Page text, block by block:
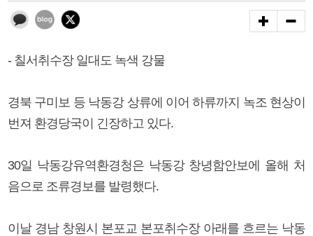
- 칠서취수장 일대도 녹색 강물
경북 구미보 등 낙동강 상류에 이어 하류까지 녹조 현상이
번져 환경당국이 긴장하고 있다.
30일 낙동강유역환경청은 낙동강 창녕함안보에 올해 처
음으로 조류경보를 발령했다.
이날 경남 창원시 본포교 본포취수장 아래를 흐르는 낙동